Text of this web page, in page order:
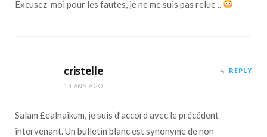
Excusez-moi pour les fautes, je ne me suis pas relue ..
cristelle
14 ANS AGO
REPLY
Salam £ealnaikum, je suis d’accord avec le précédent
intervenant. Un bulletin blanc est synonyme de non